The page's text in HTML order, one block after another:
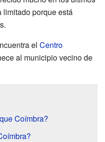
limitado porque está
el Centro
al municipio vecino de
Coímbra?